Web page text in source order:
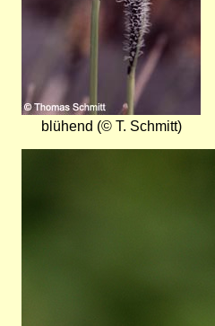
blühend (© T. Schmitt)